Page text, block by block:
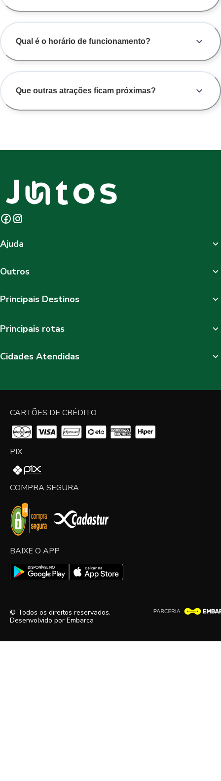
Qual é o horário de funcionamento?
Que outras atrações ficam próximas?
Ajuda
Outros
Principais Destinos
Principais rotas
Cidades Atendidas
CARTÕES DE CRÉDITO
PIX
COMPRA SEGURA
BAIXE O APP
© Todos os direitos reservados.
Desenvolvido por Embarca